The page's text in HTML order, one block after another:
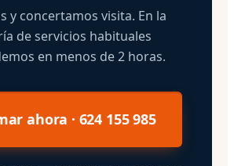
y concertamos visita. En la
de servicios habituales
en menos de 2 horas.
ahora · 624 155 985